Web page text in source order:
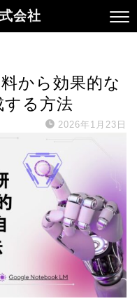
会社
から効果的な
する方法
2026年1月23日